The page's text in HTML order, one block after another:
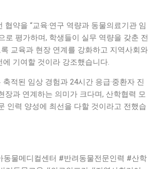
협약을 “교육·연구 역량과 동물의료기관 임
로 평가하며, 학생들이 실무 역량을 갖춘 전
교육과 현장 연계를 강화하고 지역사회와
기여할 것이라 강조했습니다.
적된 임상 경험과 24시간 응급·중환자 진
장과 연계하는 의미가 크다며, 산학협력 모
인력 양성에 최선을 다할 것이라고 전했습
동물메디컬센터 #반려동물전문인력 #산학